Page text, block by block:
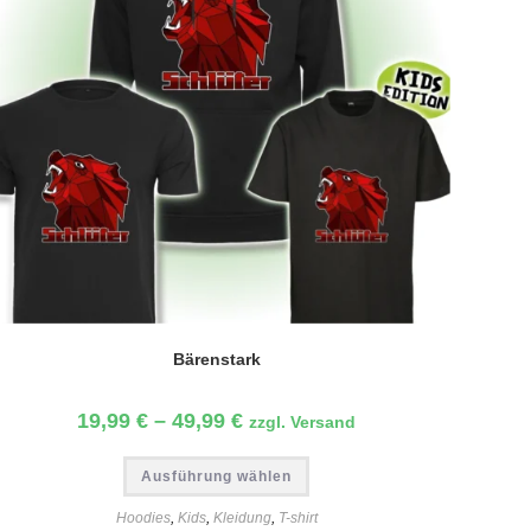
Bärenstark
19,99€ –49,99€ zzgl. Versand
Ausführung wählen
weist
mehrere
Hoodies, Kids, Kleidung, T-shirt